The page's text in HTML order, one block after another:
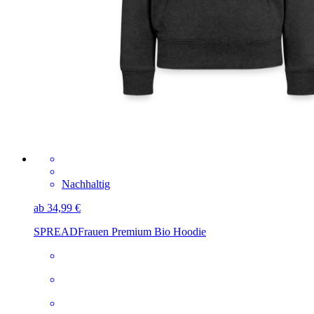
Nachhaltig
ab 34,99 €
SPREADFrauen Premium Bio Hoodie